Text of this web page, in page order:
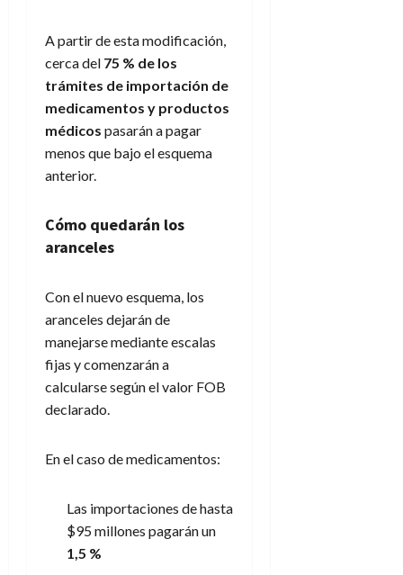
A partir de esta modificación,
cerca del 75 % de los
trámites de importación de
medicamentos y productos
médicos pasarán a pagar
menos que bajo el esquema
anterior.
Cómo quedarán los
aranceles
Con el nuevo esquema, los
aranceles dejarán de
manejarse mediante escalas
fijas y comenzarán a
calcularse según el valor FOB
declarado.
En el caso de medicamentos:
Las importaciones de hasta
$95 millones pagarán un
1,5 %